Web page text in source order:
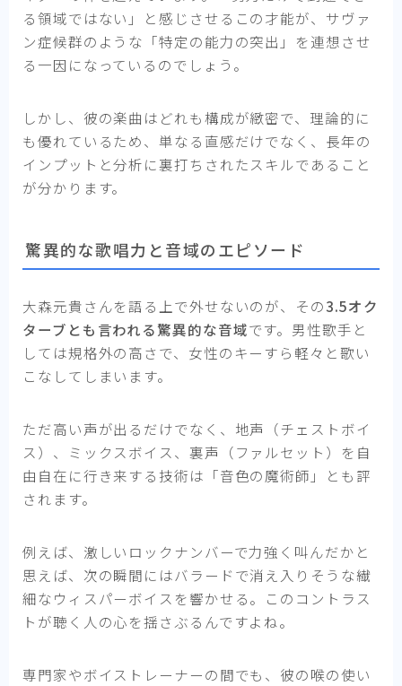
る領域ではない」と感じさせるこの才能が、サヴァ
ン症候群のような「特定の能力の突出」を連想させ
る一因になっているのでしょう。
しかし、彼の楽曲はどれも構成が緻密で、理論的に
も優れているため、単なる直感だけでなく、長年の
インプットと分析に裏打ちされたスキルであること
が分かります。
驚異的な歌唱力と音域のエピソード
大森元貴さんを語る上で外せないのが、その3.5オク
ターブとも言われる驚異的な音域です。男性歌手と
しては規格外の高さで、女性のキーすら軽々と歌い
こなしてしまいます。
ただ高い声が出るだけでなく、地声（チェストボイ
ス）、ミックスボイス、裏声（ファルセット）を自
由自在に行き来する技術は「音色の魔術師」とも評
されます。
例えば、激しいロックナンバーで力強く叫んだかと
思えば、次の瞬間にはバラードで消え入りそうな繊
細なウィスパーボイスを響かせる。このコントラス
トが聴く人の心を揺さぶるんですよね。
専門家やボイストレーナーの間でも、彼の喉の使い